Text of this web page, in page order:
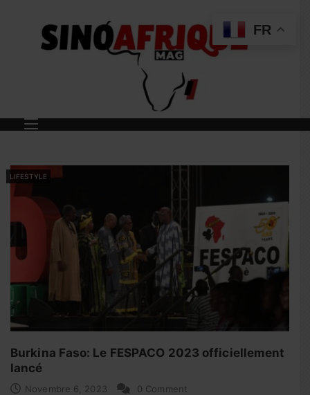
LIFESTYLE
Burkina Faso: Le FESPACO 2023 officiellement
lancé
Novembre 6, 2023 0 Comment
FR